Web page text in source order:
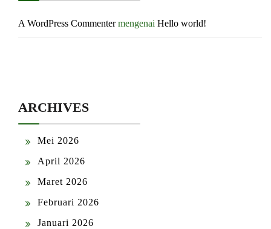
A WordPress Commentermengenai Hello world!
ARCHIVES
Mei 2026
April 2026
Maret 2026
Februari 2026
Januari 2026